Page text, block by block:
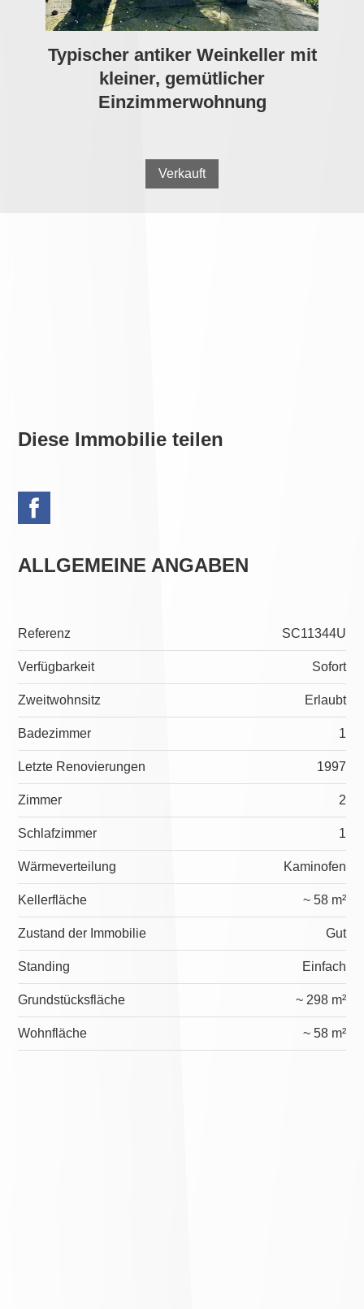
Typischer antiker Weinkeller mit
kleiner, gemütlicher
Einzimmerwohnung
Verkauft
Diese Immobilie teilen
ALLGEMEINE ANGABEN
Referenz SC11344U
Verfügbarkeit Sofort
Zweitwohnsitz Erlaubt
Badezimmer 1
Letzte Renovierungen 1997
Zimmer 2
Schlafzimmer 1
Wärmeverteilung Kaminofen
Kellerfläche ~ 58 m²
Zustand der Immobilie Gut
Standing Einfach
Grundstücksfläche ~ 298 m²
Wohnfläche ~ 58 m²